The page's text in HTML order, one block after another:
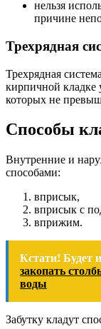
нельзя
причине
Трехрядная
Трехрядная
кирпичной кладке
которых не
Способы
Внутренние и
способами:
вприсык,
вприсык с
вприжим.
Кстати! Будет
закопать
воды
Забутку кладут